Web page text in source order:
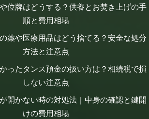
位牌はどうする？供養とお焚き上げの手
順と費用相場
薬や医療用品はどう捨てる？安全な処分
方法と注意点
ったタンス預金の扱い方は？相続税で損
しない注意点
開かない時の対処法｜中身の確認と鍵開
けの費用相場